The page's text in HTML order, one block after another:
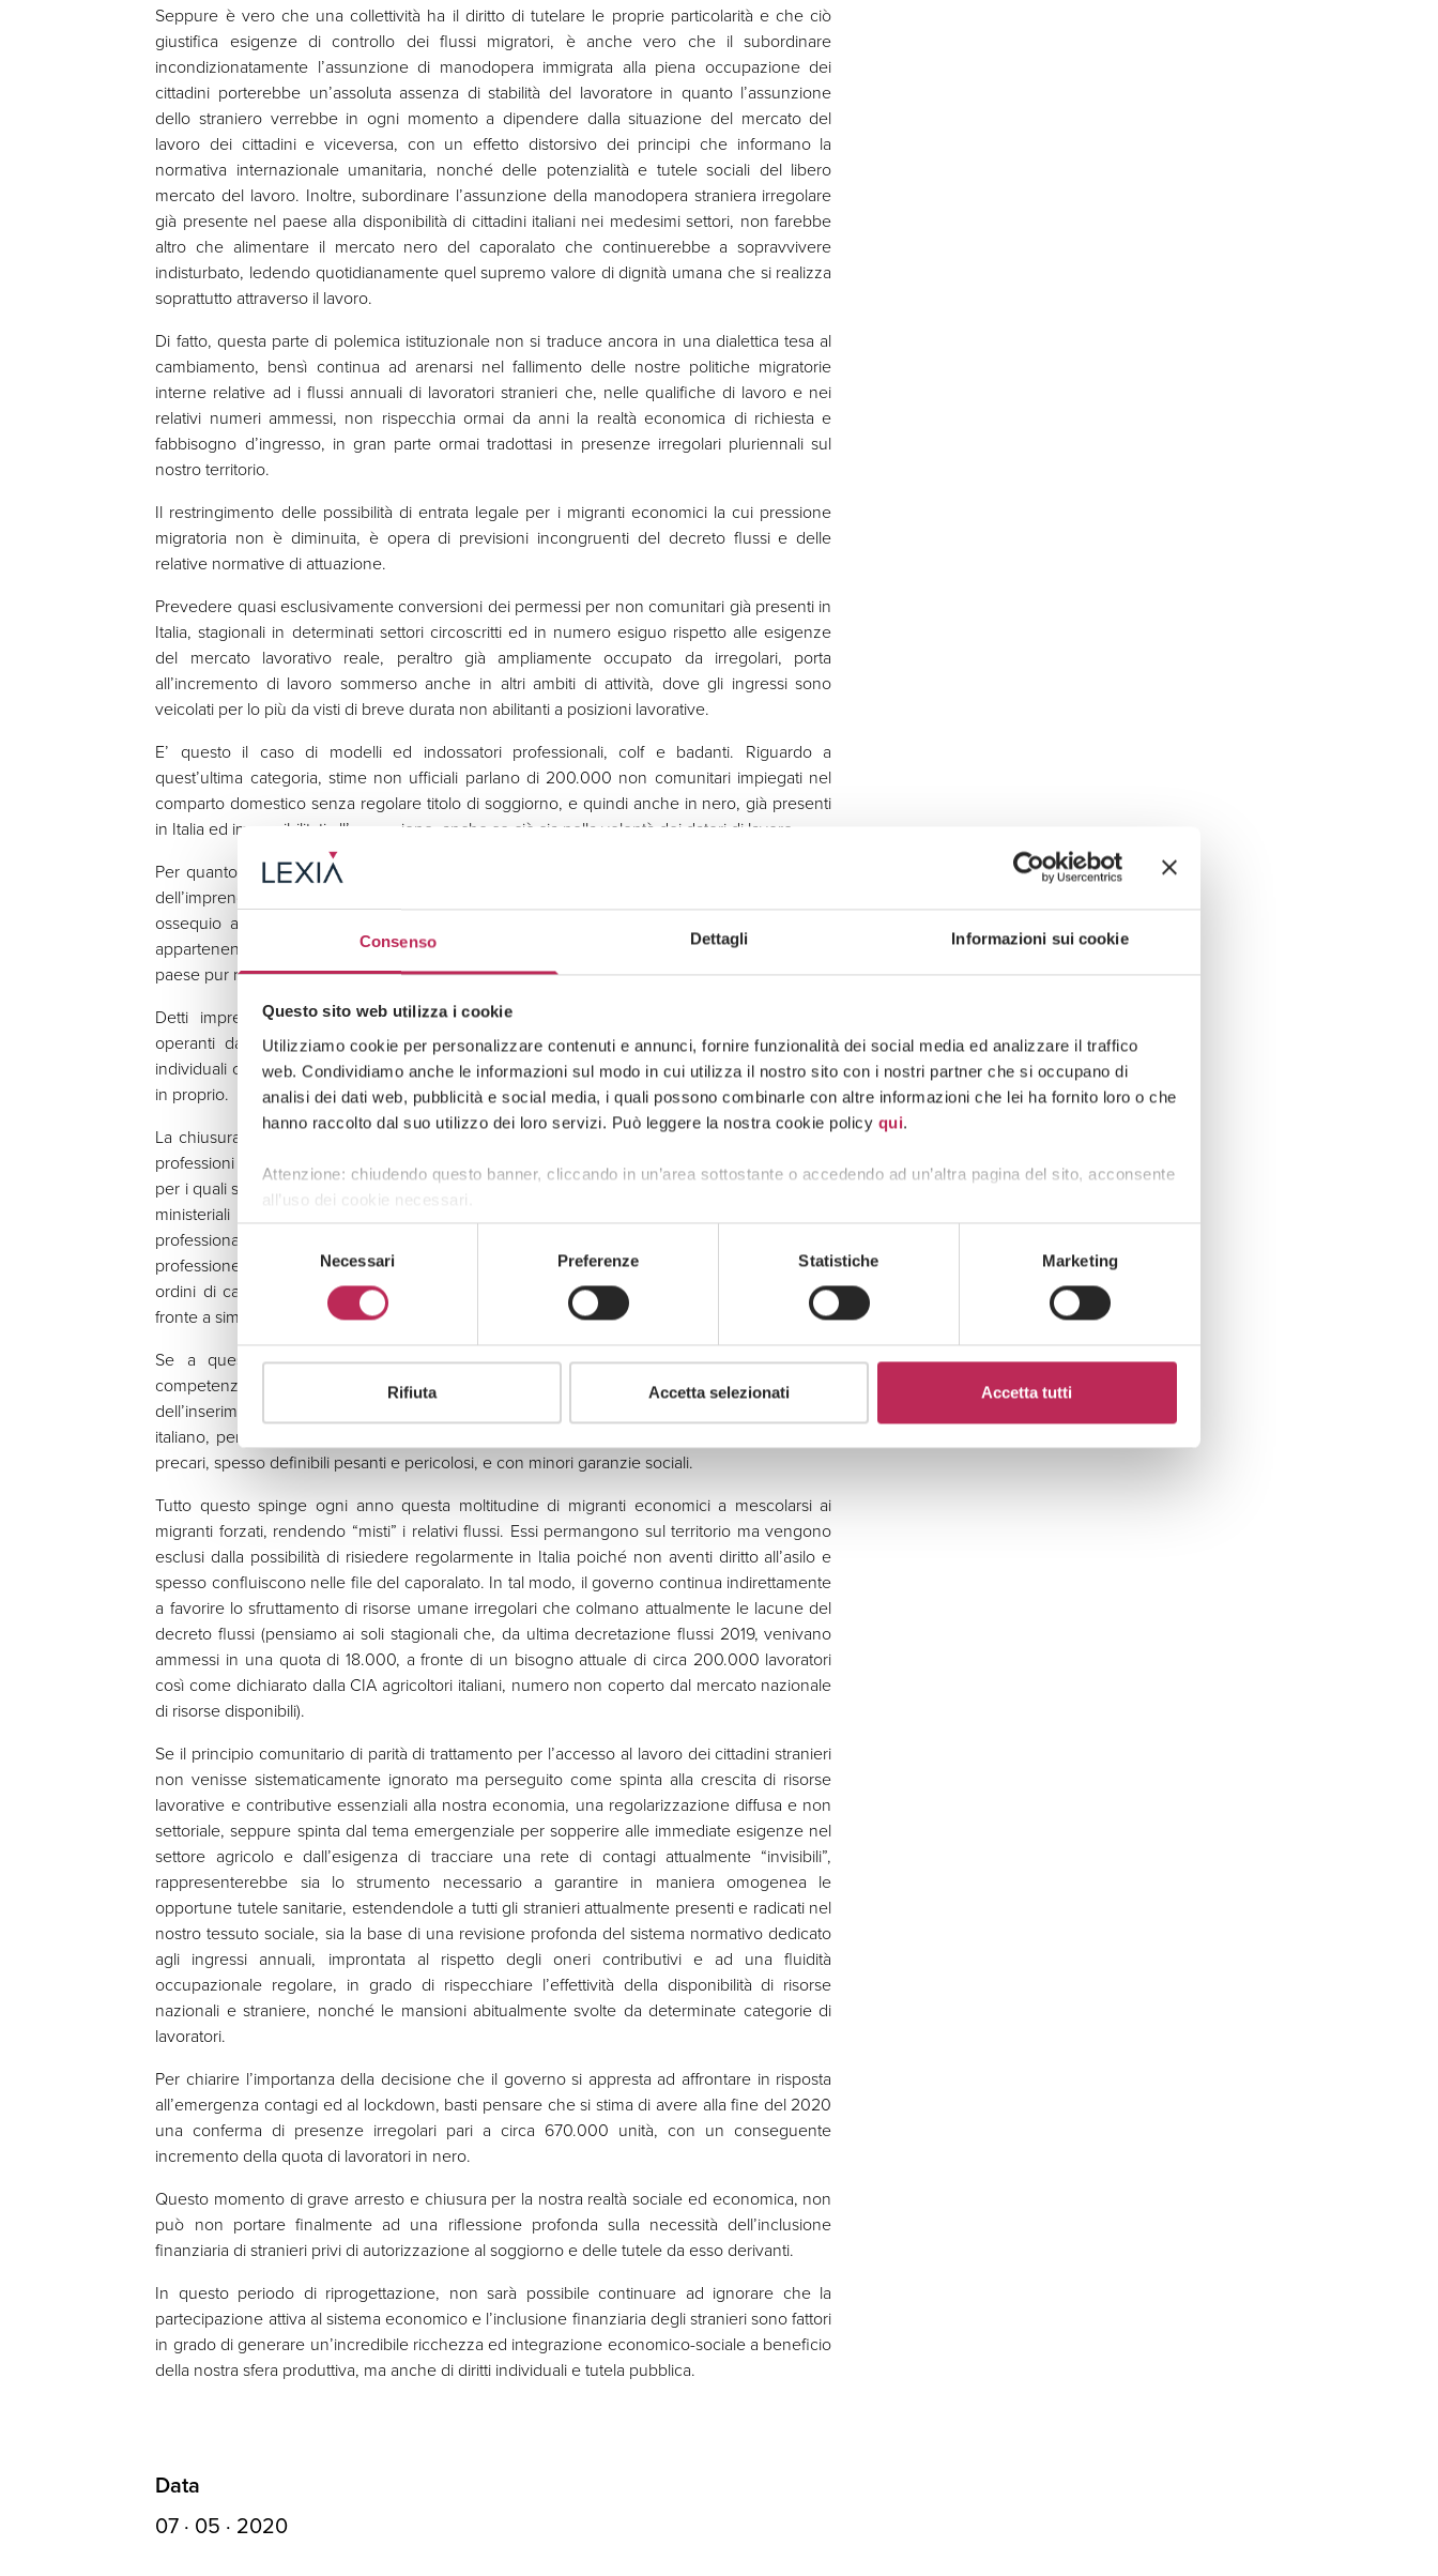
Consenso Dettagli Informazioni sui cookie
Questo sito web utilizza i cookie
Utilizziamo cookie per personalizzare contenuti e annunci, fornire funzionalità dei social media ed analizzare il traffico
web. Condividiamo anche le informazioni sul modo in cui utilizza il nostro sito con i nostri partner che si occupano di
analisi dei dati web, pubblicità e social media, i quali possono combinarle con altre informazioni che lei ha fornito loro o che
hanno raccolto dal suo utilizzo dei loro servizi. Può leggere la nostra cookie policy qui.
Attenzione: chiudendo questo banner, cliccando in un’area sottostante o accedendo ad un’altra pagina del sito, acconsente
all’uso dei cookie necessari.
Selezione
del
consenso
Necessari Preferenze Statistiche Marketing
Rifiuta Accetta selezionati Accetta tutti
Seppure è vero che una collettività ha il diritto di tutelare le proprie particolarità e che ciò
giustifica esigenze di controllo dei flussi migratori, è anche vero che il subordinare
incondizionatamente l’assunzione di manodopera immigrata alla piena occupazione dei
cittadini porterebbe un’assoluta assenza di stabilità del lavoratore in quanto l’assunzione
dello straniero verrebbe in ogni momento a dipendere dalla situazione del mercato del
lavoro dei cittadini e viceversa, con un effetto distorsivo dei principi che informano la
normativa internazionale umanitaria, nonché delle potenzialità e tutele sociali del libero
mercato del lavoro. Inoltre, subordinare l’assunzione della manodopera straniera irregolare
già presente nel paese alla disponibilità di cittadini italiani nei medesimi settori, non farebbe
altro che alimentare il mercato nero del caporalato che continuerebbe a sopravvivere
indisturbato, ledendo quotidianamente quel supremo valore di dignità umana che si realizza
soprattutto attraverso il lavoro.
Di fatto, questa parte di polemica istituzionale non si traduce ancora in una dialettica tesa al
cambiamento, bensì continua ad arenarsi nel fallimento delle nostre politiche migratorie
interne relative ad i flussi annuali di lavoratori stranieri che, nelle qualifiche di lavoro e nei
relativi numeri ammessi, non rispecchia ormai da anni la realtà economica di richiesta e
fabbisogno d’ingresso, in gran parte ormai tradottasi in presenze irregolari pluriennali sul
nostro territorio.
Il restringimento delle possibilità di entrata legale per i migranti economici la cui pressione
migratoria non è diminuita, è opera di previsioni incongruenti del decreto flussi e delle
relative normative di attuazione.
Prevedere quasi esclusivamente conversioni dei permessi per non comunitari già presenti in
Italia, stagionali in determinati settori circoscritti ed in numero esiguo rispetto alle esigenze
del mercato lavorativo reale, peraltro già ampliamente occupato da irregolari, porta
all’incremento di lavoro sommerso anche in altri ambiti di attività, dove gli ingressi sono
veicolati per lo più da visti di breve durata non abilitanti a posizioni lavorative.
E’ questo il caso di modelli ed indossatori professionali, colf e badanti. Riguardo a
quest’ultima categoria, stime non ufficiali parlano di 200.000 non comunitari impiegati nel
comparto domestico senza regolare titolo di soggiorno, e quindi anche in nero, già presenti
in Italia ed impossibilitati all’assunzione, anche se ciò sia nella volontà dei datori di lavoro.
Per quanto riguarda le quote di autonomi, le stesse di fatto non permettono libero accesso
dell’imprenditoria estera, che paradossalmente può costituire in Italia società di capitali in
ossequio al principio di reciprocità stabilito in convenzioni bilaterali con gli stati esteri di
appartenenza, ma non può immediatamente trasferirsi al fine di esercitare lavoro nel nostro
paese pur ricoprendo determinate cariche nelle proprie società.
Detti imprenditori, saranno abilitati all’ingresso esclusivamente in società costituite ed
operanti da almeno tre anni. Nessuna previsione nel decreto flussi per gli imprenditori
individuali che maggiormente rappresentano i flussi di stranieri legati ad attività economiche
in proprio.
La chiusura agli ingressi per lavoro si manifesta anche nei confronti di liberi professionisti in
professioni regolamentate o rappresentate a livello nazionale da associazioni di categoria,
per i quali spesso non sono chiari i presupposti per l’ingresso e le competenze delle divisioni
ministeriali adibite al rilascio delle opportune autorizzazioni al soggiorno per lavoro
professionale, anche in mancanza di contratti di lavoro in Italia per lo svolgimento della libera
professione, seppur rispettando parametri finanziari che dovrebbero essere attestati dagli
ordini di categoria o dalle amministrazioni competenti (che brancolano spesso nel buio di
fronte a simili richieste).
Se a questo aggiungiamo le annose difficoltà nel riconoscimento dei titoli e delle
competenze professionali acquisiti all’estero, risulta evidente l’enorme difficoltà
dell’inserimento nel mercato del lavoro professionale estremamente rigido e frazionato
italiano, per cui spesso soggetti stranieri qualificati, finiscono per essere incanalati in lavori
precari, spesso definibili pesanti e pericolosi, e con minori garanzie sociali.
Tutto questo spinge ogni anno questa moltitudine di migranti economici a mescolarsi ai
migranti forzati, rendendo “misti” i relativi flussi. Essi permangono sul territorio ma vengono
esclusi dalla possibilità di risiedere regolarmente in Italia poiché non aventi diritto all’asilo e
spesso confluiscono nelle file del caporalato. In tal modo, il governo continua indirettamente
a favorire lo sfruttamento di risorse umane irregolari che colmano attualmente le lacune del
decreto flussi (pensiamo ai soli stagionali che, da ultima decretazione flussi 2019, venivano
ammessi in una quota di 18.000, a fronte di un bisogno attuale di circa 200.000 lavoratori
così come dichiarato dalla CIA agricoltori italiani, numero non coperto dal mercato nazionale
di risorse disponibili).
Se il principio comunitario di parità di trattamento per l’accesso al lavoro dei cittadini stranieri
non venisse sistematicamente ignorato ma perseguito come spinta alla crescita di risorse
lavorative e contributive essenziali alla nostra economia, una regolarizzazione diffusa e non
settoriale, seppure spinta dal tema emergenziale per sopperire alle immediate esigenze nel
settore agricolo e dall’esigenza di tracciare una rete di contagi attualmente “invisibili”,
rappresenterebbe sia lo strumento necessario a garantire in maniera omogenea le
opportune tutele sanitarie, estendendole a tutti gli stranieri attualmente presenti e radicati nel
nostro tessuto sociale, sia la base di una revisione profonda del sistema normativo dedicato
agli ingressi annuali, improntata al rispetto degli oneri contributivi e ad una fluidità
occupazionale regolare, in grado di rispecchiare l’effettività della disponibilità di risorse
nazionali e straniere, nonché le mansioni abitualmente svolte da determinate categorie di
lavoratori.
Per chiarire l’importanza della decisione che il governo si appresta ad affrontare in risposta
all’emergenza contagi ed al lockdown, basti pensare che si stima di avere alla fine del 2020
una conferma di presenze irregolari pari a circa 670.000 unità, con un conseguente
incremento della quota di lavoratori in nero.
Questo momento di grave arresto e chiusura per la nostra realtà sociale ed economica, non
può non portare finalmente ad una riflessione profonda sulla necessità dell’inclusione
finanziaria di stranieri privi di autorizzazione al soggiorno e delle tutele da esso derivanti.
In questo periodo di riprogettazione, non sarà possibile continuare ad ignorare che la
partecipazione attiva al sistema economico e l’inclusione finanziaria degli stranieri sono fattori
in grado di generare un’incredibile ricchezza ed integrazione economico-sociale a beneficio
della nostra sfera produttiva, ma anche di diritti individuali e tutela pubblica.
Data
07 · 05 · 2020